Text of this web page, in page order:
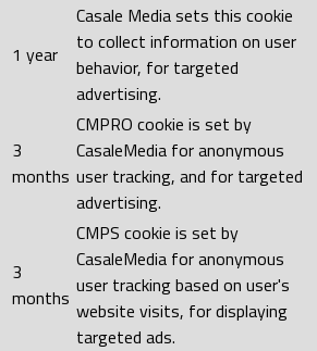
1 year
Casale Media sets this cookie
to collect information on user
behavior, for targeted
advertising.
3
months
CMPRO cookie is set by
CasaleMedia for anonymous
user tracking, and for targeted
advertising.
3
months
CMPS cookie is set by
CasaleMedia for anonymous
user tracking based on user's
website visits, for displaying
targeted ads.